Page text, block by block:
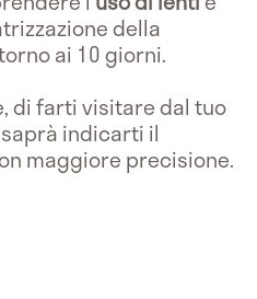
della
ai 10 giorni.
di farti visitare dal tuo
indicarti il
maggiore precisione.